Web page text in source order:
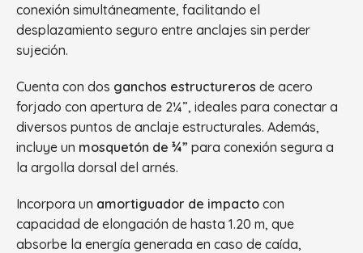
conexión simultáneamente, facilitando el
desplazamiento seguro entre anclajes sin perder
sujeción.
Cuenta con dos ganchos estructureros de acero
forjado con apertura de 2¼”, ideales para conectar a
diversos puntos de anclaje estructurales. Además,
incluye un mosquetón de ¾” para conexión segura a
la argolla dorsal del arnés.
Incorpora un amortiguador de impacto con
capacidad de elongación de hasta 1.20 m, que
absorbe la energía generada en caso de caída,